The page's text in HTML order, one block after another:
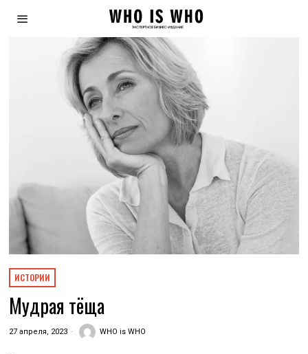
ИСТОРИИ
Мудрая тёща
27 апреля, 2023 WHO is WHO